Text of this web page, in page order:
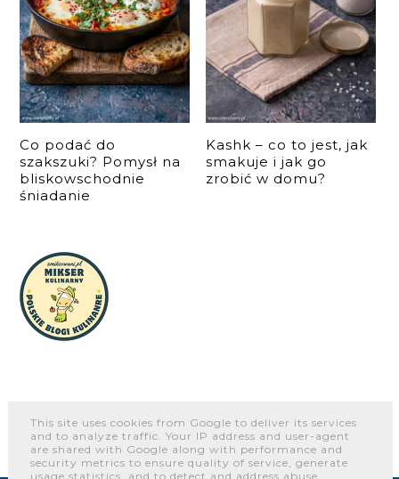
Co podać do
szakszuki? Pomysł na
bliskowschodnie
śniadanie
Kashk – co to jest, jak
smakuje i jak go
zrobić w domu?
O NAS WSPÓŁPRACA I KONTAKT PORTFOLIO
This site uses cookies from Google to deliver its services
and to analyze traffic. Your IP address and user-agent
are shared with Google along with performance and
security metrics to ensure quality of service, generate
usage statistics, and to detect and address abuse.